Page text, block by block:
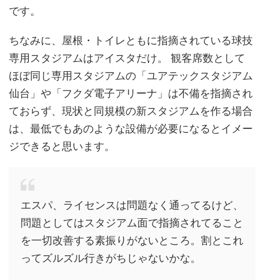
です。
ちなみに、屋根・トイレともに指摘されている球技
専用スタジアムはアイスタだけ。 観客席数として
ほぼ同じ専用スタジアムの「ユアテックスタジアム
仙台」や「フクダ電子アリーナ」は不備を指摘され
ておらず、現状と同規模の新スタジアムを作る場合
は、最低でもあのような設備が必要になるとイメー
ジできると思います。
エスパ、ライセンスは問題なく通ってるけど、
問題としてはスタジアム面で指摘されてること
を一切改善する素振りがないところ。割とこれ
ってズルズル行きがちじゃないかな。